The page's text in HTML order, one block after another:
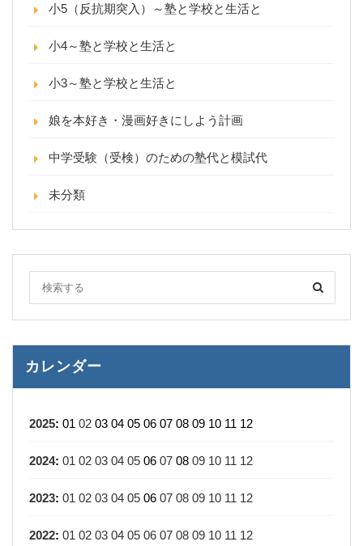
小5（反抗期突入）～塾と学校と生活と
小4～塾と学校と生活と
小3～塾と学校と生活と
娘を本好き・漫画好きにしよう計画
中学受験（受検）のための塾代と模試代
未分類
カレンダー
2025: 01 02 03 04 05 06 07 08 09 10 11 12
2024: 01 02 03 04 05 06 07 08 09 10 11 12
2023: 01 02 03 04 05 06 07 08 09 10 11 12
2022: 01 02 03 04 05 06 07 08 09 10 11 12